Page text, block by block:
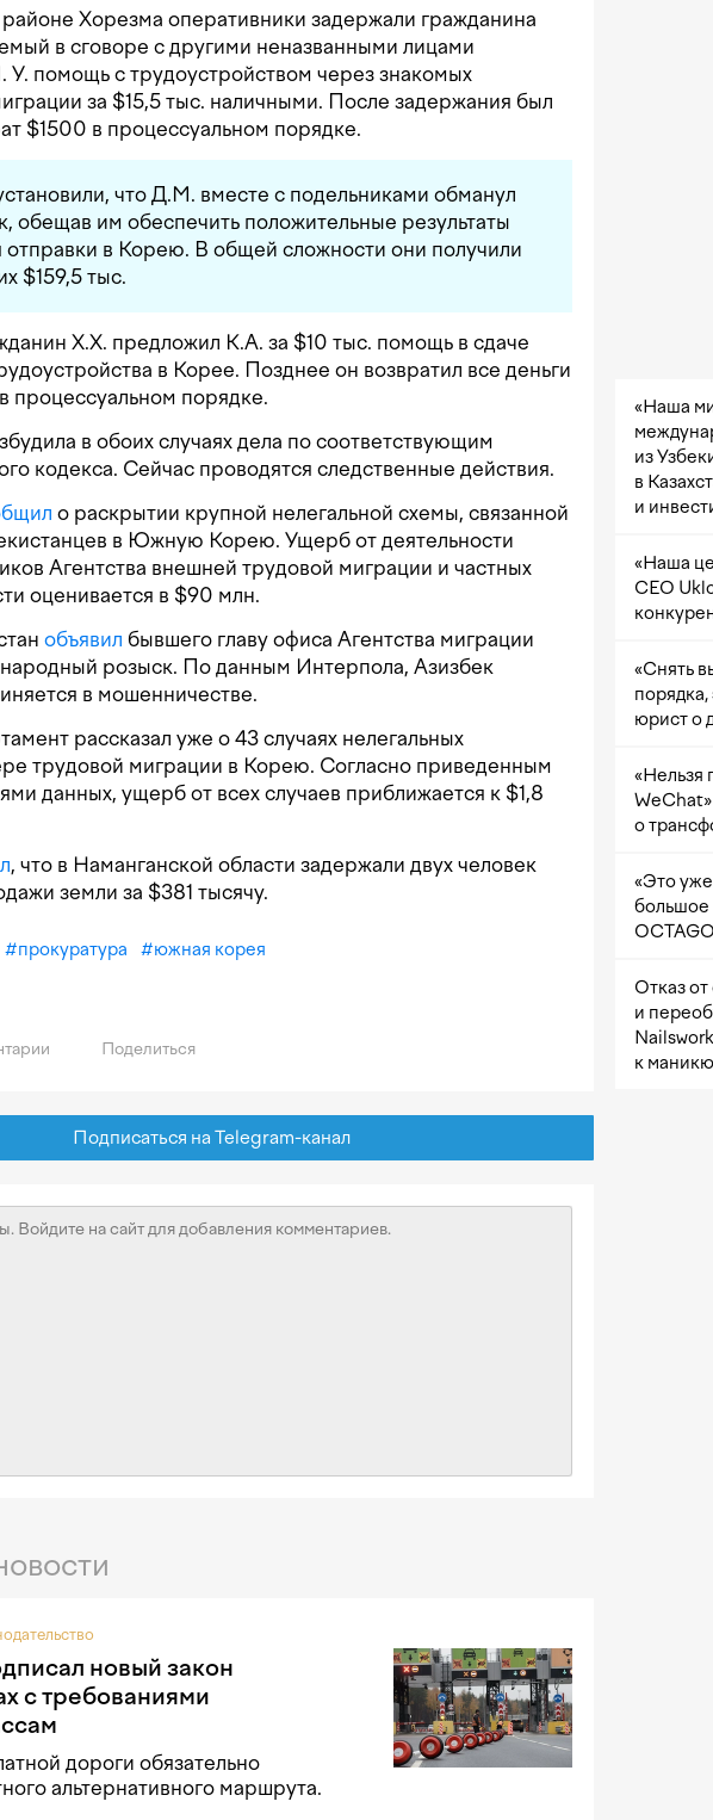
Хорезма оперативники задержали гражданина
в сговоре с другими неназванными лицами
помощь с трудоустройством через знакомых
за $15,5 тыс. наличными. После задержания был
$1500 в процессуальном порядке.
что Д.М. вместе с подельниками обманул
обещав им обеспечить положительные результаты
отправки в Корею. В общей сложности они получили
$159,5 тыс.
Х.Х. предложил К.А. за $10 тыс. помощь в сдаче
в Корее. Позднее он возвратил все деньги
процессуальном порядке.
в обоих случаях дела по соответствующим
кодекса. Сейчас проводятся следственные действия.
о раскрытии крупной нелегальной схемы, связанной
в Южную Корею. Ущерб от деятельности
Агентства внешней трудовой миграции и частных
оценивается в $90 млн.
объявил бывшего главу офиса Агентства миграции
розыск. По данным Интерпола, Азизбек
в мошенничестве.
рассказал уже о 43 случаях нелегальных
трудовой миграции в Корею. Согласно приведенным
данных, ущерб от всех случаев приближается к $1,8
, что в Наманганской области задержали двух человек
земли за $381 тысячу.
#прокуратура #южная корея
Поделиться
Подписаться на Telegram-канал
новый закон
с требованиями
дороги обязательно
альтернативного маршрута.
«Наша
из
в
и
«Наша
CEO
«Снять
юрист о
«Нельзя
о
«Это
Отказ
и
к